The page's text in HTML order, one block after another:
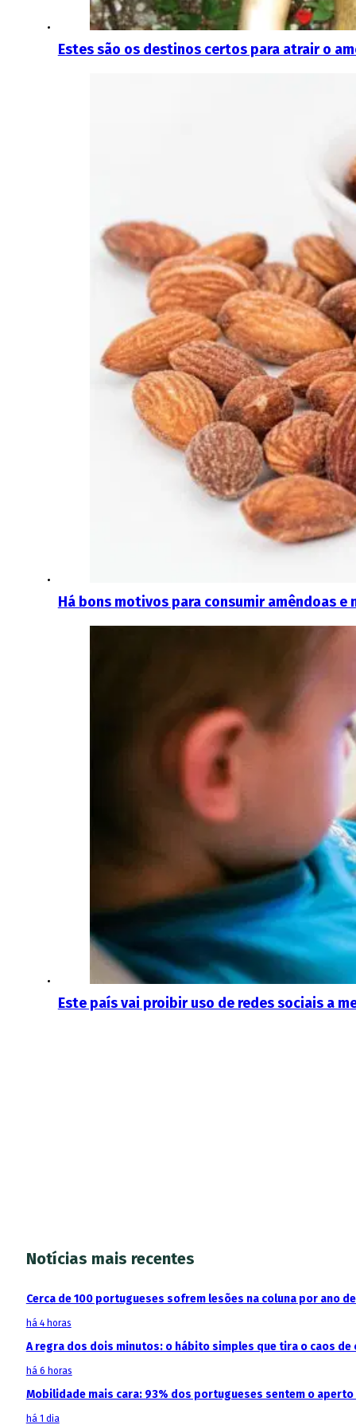
Estes são os destinos certos para atrair o
Há bons motivos para consumir amêndoas e
Este país vai proibir uso de redes sociais a
Notícias mais recentes
Cerca de 100 portugueses sofrem lesões na coluna por ano
há 4 horas
A regra dos dois minutos: o hábito simples que tira o caos de
há 6 horas
Mobilidade mais cara: 93% dos portugueses sentem o
há 1 dia